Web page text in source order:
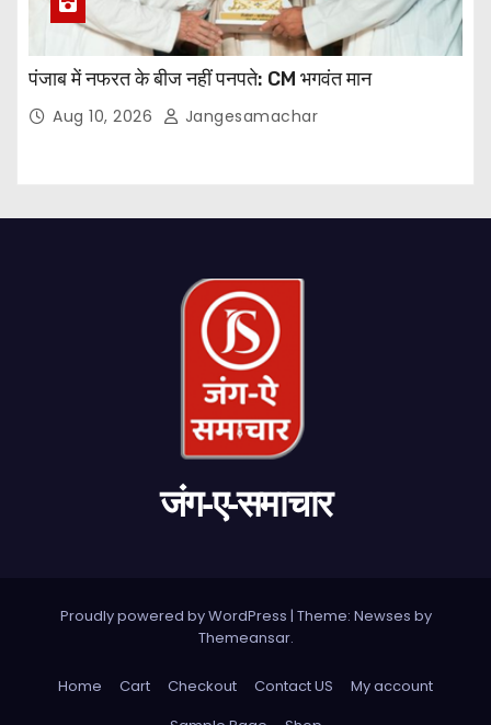
पंजाब में नफरत के बीज नहीं पनपते: CM भगवंत मान
Aug 10, 2026 Jangesamachar
जंग-ए-समाचार
Proudly powered by WordPress | Theme: Newses by
Themeansar.
Home Cart Checkout Contact US
My account